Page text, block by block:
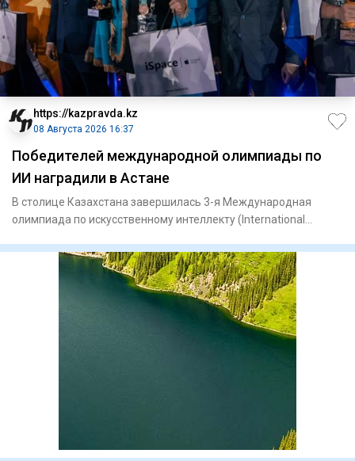
https://kazpravda.kz
08 Августа 2026 16:37
Победителей международной олимпиады по
ИИ наградили в Астане
В столице Казахстана завершилась 3-я Международная
олимпиада по искусственному интеллекту (International